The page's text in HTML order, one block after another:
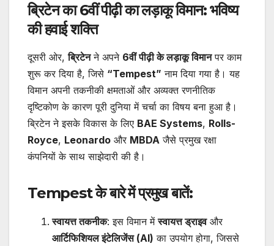
ब्रिटेन का 6वीं पीढ़ी का लड़ाकू विमान: भविष्य
की हवाई शक्ति
दूसरी ओर,ब्रिटेनने अपने 6वीं पीढ़ी के लड़ाकू विमानपर काम
शुरू कर दिया है, जिसे “Tempest” नाम दिया गया है। यह
विमान अपनी तकनीकी क्षमताओं और अव्यक्त रणनीतिक
दृष्टिकोण के कारण पूरी दुनिया में चर्चा का विषय बना हुआ है।
ब्रिटेन ने इसके विकास के लिए BAE Systems, Rolls-
Royce, Leonardo और MBDA जैसे प्रमुख रक्षा
कंपनियों के साथ साझेदारी की है।
Tempest के बारे में प्रमुख बातें:
स्वायत्त तकनीक: इस विमान मेंस्वायत्त ड्राइवऔर
आर्टिफिशियल इंटेलिजेंस (AI) का उपयोग होगा, जिससे